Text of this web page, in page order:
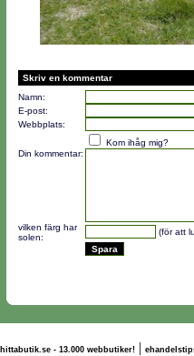
Skriv en kommentar
Namn:
E-post:
Webbplats:
Kom ihåg mig?
Din kommentar:
vilken färg har
solen:
(för att
hittabutik.se - 13.000 webbutiker!|